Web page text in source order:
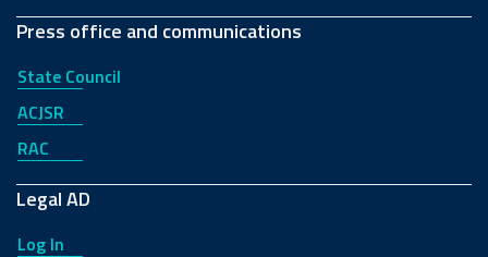
Press office and communications
State Council
ACJSR
RAC
Legal AD
Log In